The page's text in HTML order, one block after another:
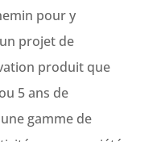
pour y
projet de
produit que
5 ans de
gamme de